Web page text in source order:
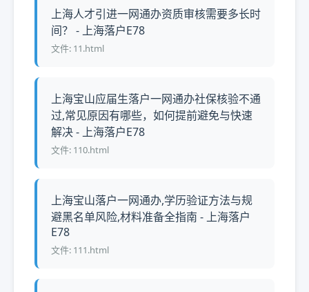
上海人才引进一网通办资质审核需要多长时
间？ - 上海落户E78
文件: 11.html
上海宝山应届生落户一网通办社保核验不通
过,常见原因有哪些，如何提前避免与快速
解决 - 上海落户E78
文件: 110.html
上海宝山落户一网通办,学历验证方法与规
避黑名单风险,材料准备全指南 - 上海落户
E78
文件: 111.html